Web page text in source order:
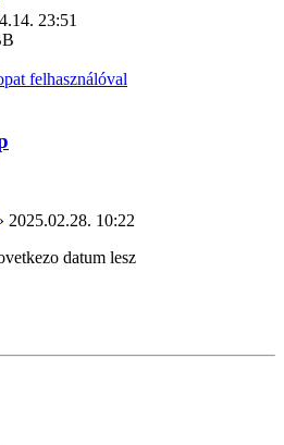
23:51
felhasználóval
2025.02.28. 10:22
datum lesz